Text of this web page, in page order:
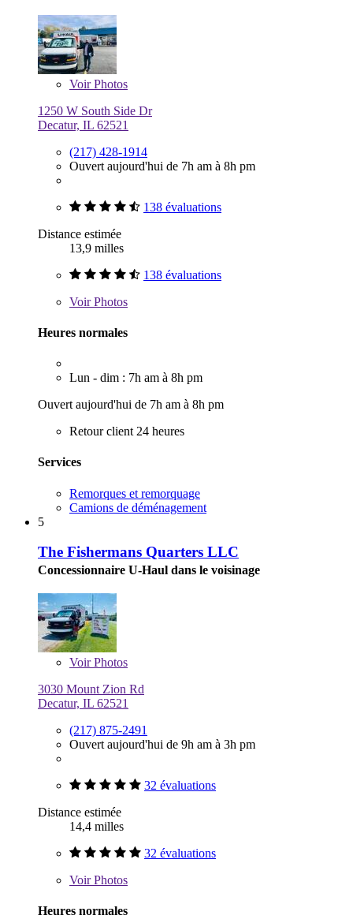
VoirPhotos
1250 W South Side Dr
Decatur, IL 62521
(217) 428-1914
Ouvert aujourd'hui de 7h am à 8h pm
138 évaluations
Distance estimée
13,9 milles
138 évaluations
VoirPhotos
Heures normales
Lun - dim : 7h am à 8h pm
Ouvert aujourd'hui de 7h am à 8h pm
Retour client 24 heures
Services
Remorques et remorquage
Camions de déménagement
5
The Fishermans Quarters LLC
Concessionnaire U-Haul dans le voisinage
VoirPhotos
3030 Mount Zion Rd
Decatur, IL 62521
(217) 875-2491
Ouvert aujourd'hui de 9h am à 3h pm
32 évaluations
Distance estimée
14,4 milles
32 évaluations
VoirPhotos
Heures normales